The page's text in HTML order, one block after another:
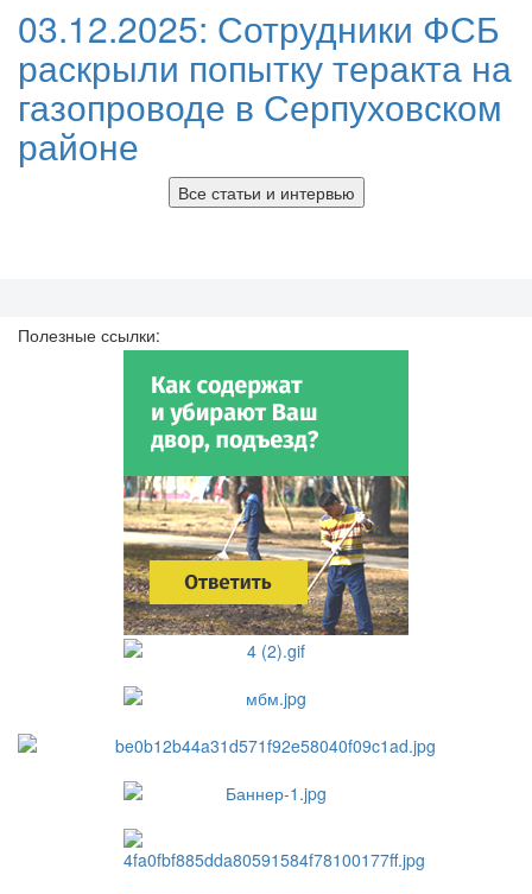
03.12.2025: Сотрудники ФСБ
раскрыли попытку теракта на
газопроводе в Серпуховском
районе
Все статьи и интервью
Полезные ссылки: